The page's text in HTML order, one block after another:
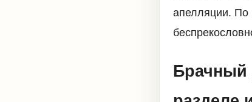
апелляции. По
Брачный